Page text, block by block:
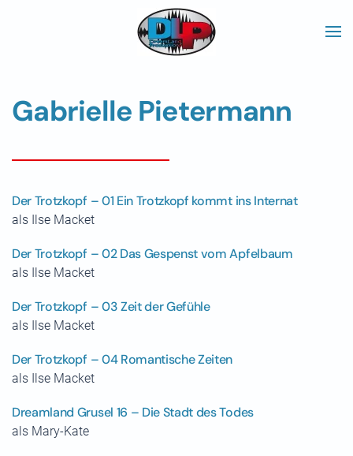
Skip to main content
Gabrielle Pietermann
Der Trotzkopf – 01 Ein Trotzkopf kommt ins Internat
als Ilse Macket
Der Trotzkopf – 02 Das Gespenst vom Apfelbaum
als Ilse Macket
Der Trotzkopf – 03 Zeit der Gefühle
als Ilse Macket
Der Trotzkopf – 04 Romantische Zeiten
als Ilse Macket
Dreamland Grusel 16 – Die Stadt des Todes
als Mary-Kate